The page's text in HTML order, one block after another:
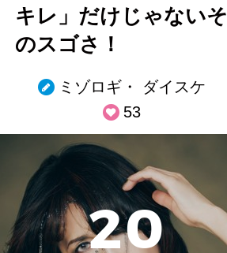
キレ」だけじゃないそ
のスゴさ！
ミゾロギ・ ダイスケ
53
20